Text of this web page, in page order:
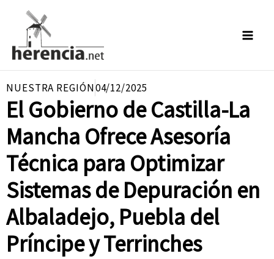
contenido
NUESTRA REGIÓN04/12/2025
El Gobierno de Castilla-La
Mancha Ofrece Asesoría
Técnica para Optimizar
Sistemas de Depuración en
Albaladejo, Puebla del
Príncipe y Terrinches